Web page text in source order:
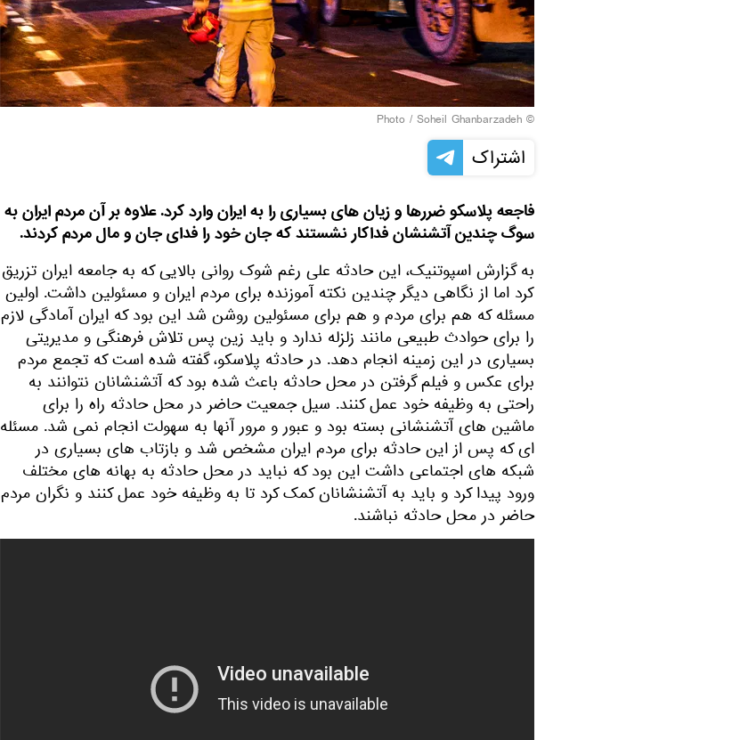
© Photo / Soheil Ghanbarzadeh
اشتراک
فاجعه پلاسکو ضررها و زیان های بسیاری را به ایران وارد کرد. علاوه بر آن مردم ایران به
سوگ چندین آتشنشان فداکار نشستند که جان خود را فدای جان و مال مردم کردند.
به گزارش اسپوتنیک، این حادثه علی رغم شوک روانی بالایی که به جامعه ایران تزریق
کرد اما از نگاهی دیگر چندین نکته آموزنده برای مردم ایران و مسئولین داشت. اولین
مسئله که هم برای مردم و هم برای مسئولین روشن شد این بود که ایران آمادگی لازم
را برای حوادث طبیعی مانند زلزله ندارد و باید زین پس تلاش فرهنگی و مدیریتی
بسیاری در این زمینه انجام دهد. در حادثه پلاسکو، گفته شده است که تجمع مردم
برای عکس و فیلم گرفتن در محل حادثه باعث شده بود که آتشنشانان نتوانند به
راحتی به وظیفه خود عمل کنند. سیل جمعیت حاضر در محل حادثه راه را برای
ماشین های آتشنشانی بسته بود و عبور و مرور آنها به سهولت انجام نمی شد. مسئله
ای که پس از این حادثه برای مردم ایران مشخص شد و بازتاب های بسیاری در
شبکه های اجتماعی داشت این بود که نباید در محل حادثه به بهانه های مختلف
ورود پیدا کرد و باید به آتشنشانان کمک کرد تا به وظیفه خود عمل کنند و نگران مردم
حاضر در محل حادثه نباشند.